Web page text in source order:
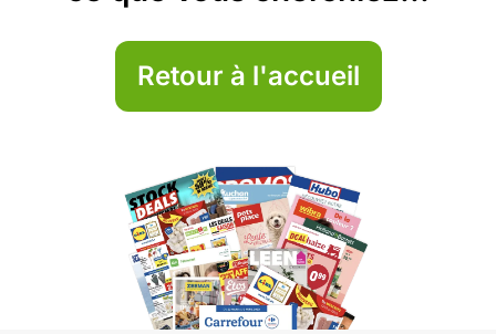
Retour à l'accueil